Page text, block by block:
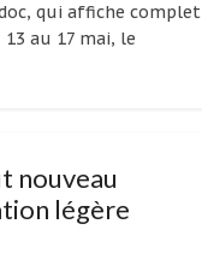
qui affiche complet
au 17 mai, le
nouveau
légère